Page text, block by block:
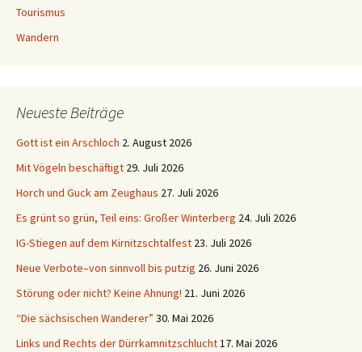
Tourismus
Wandern
Neueste Beiträge
Gott ist ein Arschloch 2. August 2026
Mit Vögeln beschäftigt 29. Juli 2026
Horch und Guck am Zeughaus 27. Juli 2026
Es grünt so grün, Teil eins: Großer Winterberg 24. Juli 2026
IG-Stiegen auf dem Kirnitzschtalfest 23. Juli 2026
Neue Verbote–von sinnvoll bis putzig 26. Juni 2026
Störung oder nicht? Keine Ahnung! 21. Juni 2026
“Die sächsischen Wanderer” 30. Mai 2026
Links und Rechts der Dürrkamnitzschlucht17. Mai 2026